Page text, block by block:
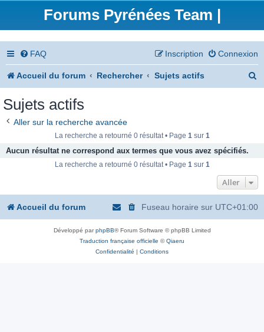
Forums Pyrénées Team |
FAQ Connexion
Inscription
Accueil du forum Rechercher Sujets actifs
e
Sujets actifs
Aller sur la recherche avancée
La recherche a retourné 0 résultat • Page 1sur 1
Aucun résultat ne correspond aux termes que vous avez spécifiés.
La recherche a retourné 0 résultat • Page 1sur 1
Aller
Accueil du forum Fuseau horaire sur UTC+01:00
Développé parphpBB® Forum Software © phpBB Limited
Traduction française officielle ©Qiaeru
Confidentialité | Conditions